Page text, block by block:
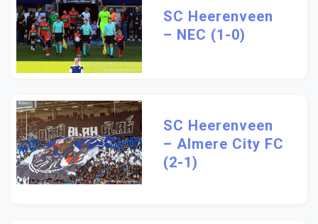
SC Heerenveen
– NEC (1-0)
SC Heerenveen
– Almere City FC
(2-1)